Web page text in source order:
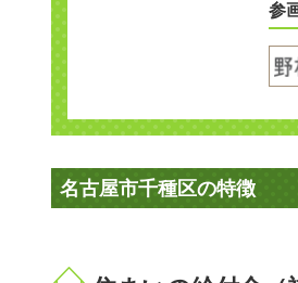
参
名古屋市千種区の特徴